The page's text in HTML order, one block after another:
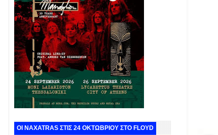
ΟΙ NAXATRAS ΣΤΙΣ 24 ΟΚΤΩΒΡΙΟΥ ΣΤΟ FLOYD